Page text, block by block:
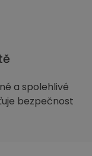
a spolehlivé
bezpečnost